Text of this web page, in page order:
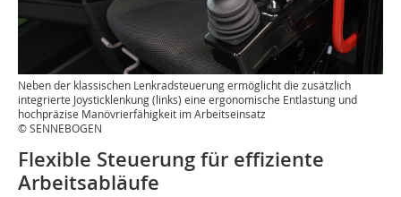
Neben der klassischen Lenkradsteuerung ermöglicht die zusätzlich
integrierte Joysticklenkung (links) eine ergonomische Entlastung und
hochpräzise Manövrierfähigkeit im Arbeitseinsatz
© SENNEBOGEN
Flexible Steuerung für effiziente
Arbeitsabläufe